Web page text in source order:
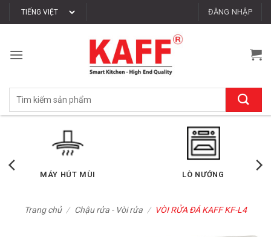
qua
dung
ĐĂNG NHẬP
Tìm
LÒ NƯỚNG LÒ VI SÓNG
Trang chủ / Chậu rửa - Vòi rửa / VÒI RỬA ĐÁ KAFF KF-L4